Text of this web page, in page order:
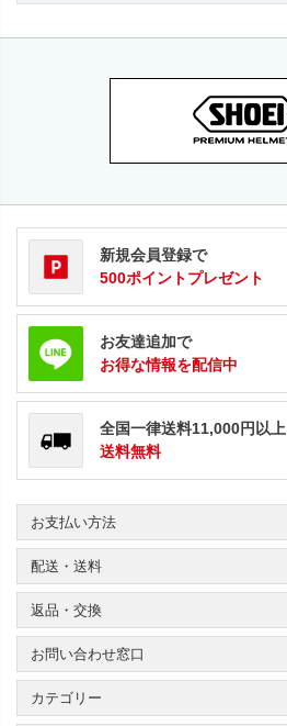
新規会員登録で
500ポイントプレゼント
お友達追加で
お得な情報を配信中
全国一律送料11,000円以上
送料無料
お支払い方法
配送・送料
返品・交換
お問い合わせ窓口
カテゴリー